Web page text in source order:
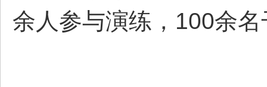
余人参与演练，100余